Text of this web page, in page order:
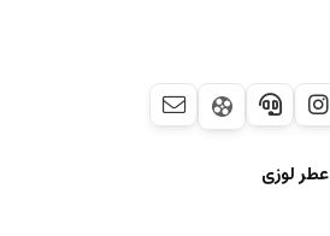
عطر لوزی